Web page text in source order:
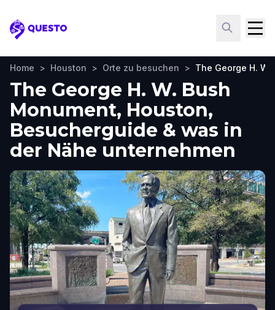
Questo
Home > Houston > Orte zu besuchen > The George H.
The George H. W. Bush
Monument, Houston,
Besucherguide & was in
der Nähe unternehmen